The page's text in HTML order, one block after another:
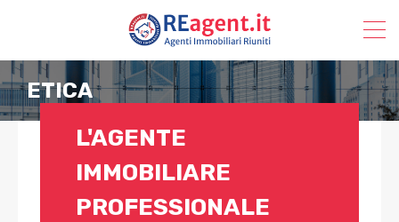
ETICA
L'AGENTE
IMMOBILIARE
PROFESSIONALE